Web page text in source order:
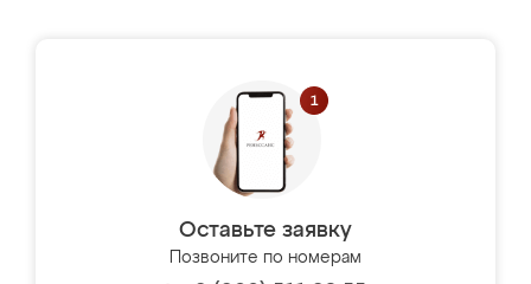
Оставьте заявку
Позвоните по номерам